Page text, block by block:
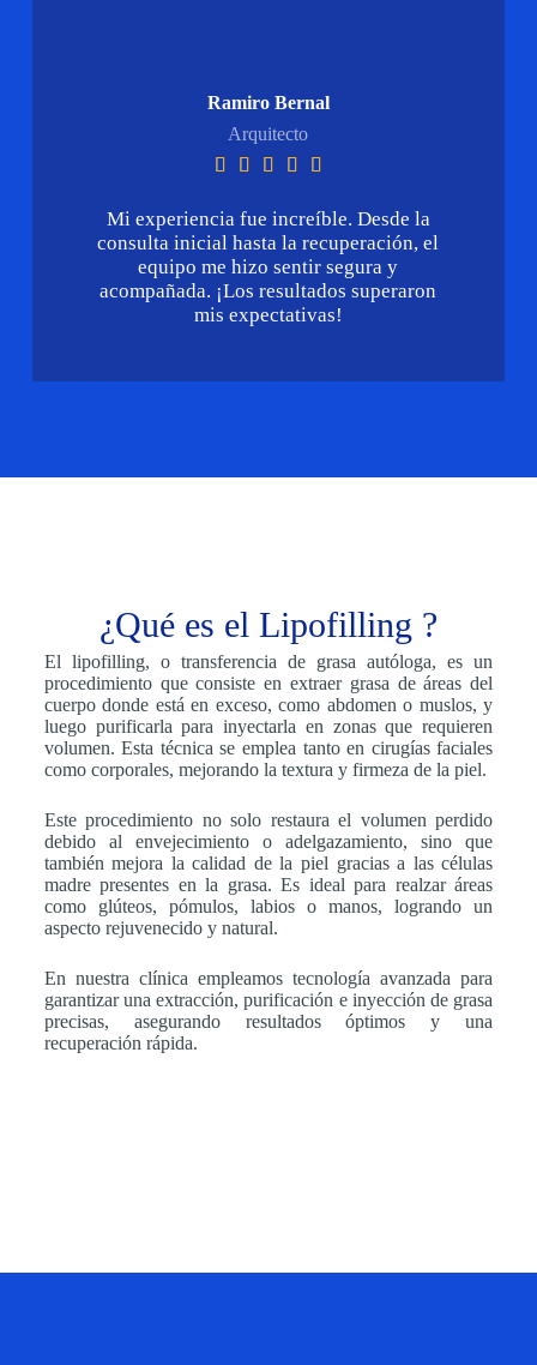
Ramiro Bernal
Arquitecto

   
Mi experiencia fue increíble. Desde la
consulta inicial hasta la recuperación, el
equipo me hizo sentir segura y
acompañada. ¡Los resultados superaron
mis expectativas!
¿Qué es el Lipofilling ?
El lipofilling, o transferencia de grasa autóloga, es un
procedimiento que consiste en extraer grasa de áreas del
cuerpo donde está en exceso, como abdomen o muslos, y
luego purificarla para inyectarla en zonas que requieren
volumen. Esta técnica se emplea tanto en cirugías faciales
como corporales, mejorando la textura y firmeza de la piel.
Este procedimiento no solo restaura el volumen perdido
debido al envejecimiento o adelgazamiento, sino que
también mejora la calidad de la piel gracias a las células
madre presentes en la grasa. Es ideal para realzar áreas
como glúteos, pómulos, labios o manos, logrando un
aspecto rejuvenecido y natural.
En nuestra clínica empleamos tecnología avanzada para
garantizar una extracción, purificación e inyección de grasa
precisas, asegurando resultados óptimos y una
recuperación rápida.